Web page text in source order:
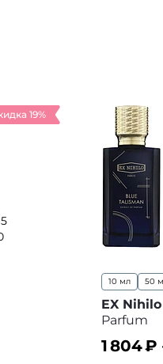
19%
10 мл 50
EX Nihilo
Parfum
1 804₽